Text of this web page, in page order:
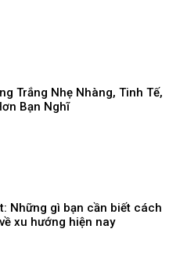
Trắng Nhẹ Nhàng, Tinh Tế,
Bạn Nghĩ
Những gì bạn cần biết cách
xu hướng hiện nay